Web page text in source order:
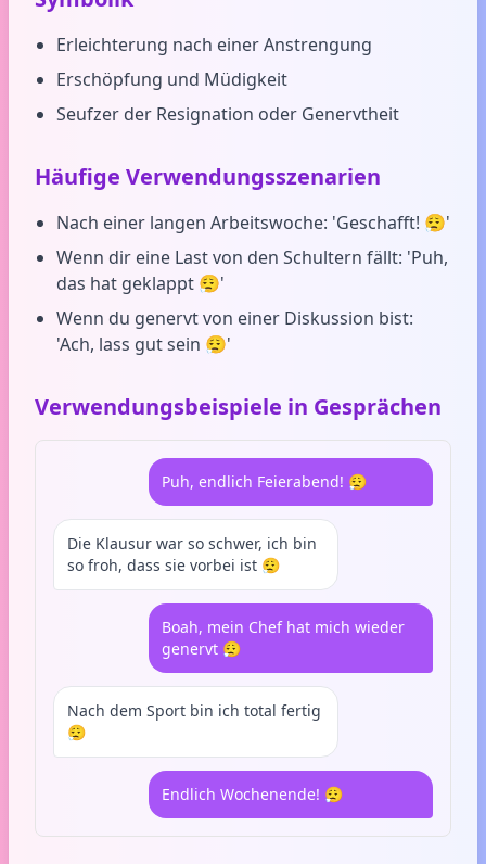
Erleichterung nach einer Anstrengung
Erschöpfung und Müdigkeit
Seufzer der Resignation oder Genervtheit
Häufige Verwendungsszenarien
Nach einer langen Arbeitswoche: 'Geschafft! 😮‍💨'
Wenn dir eine Last von den Schultern fällt: 'Puh,
das hat geklappt 😮‍💨'
Wenn du genervt von einer Diskussion bist:
'Ach, lass gut sein 😮‍💨'
Verwendungsbeispiele in Gesprächen
Puh, endlich Feierabend! 😮‍💨
Die Klausur war so schwer, ich bin
so froh, dass sie vorbei ist 😮‍💨
Boah, mein Chef hat mich wieder
genervt 😮‍💨
Nach dem Sport bin ich total fertig
😮‍💨
Endlich Wochenende! 😮‍💨